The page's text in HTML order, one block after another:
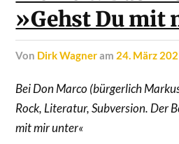
»Gehst Du mit
von Dirk Wagneram 24. März
Bei Don Marco (bürgerlich
Rock, Literatur, Subversion. Der
mit mir unter«